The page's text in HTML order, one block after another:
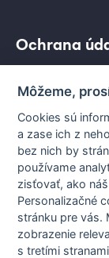
Ochrana
Informácie pre
užívateľa
Všeobecné
Prenos internetu
Môžeme,
Cookies sú
a zase ich z
bez nich by
používame
zisťovať, ako
Personalizačné
stránku pre vás.
zobrazenie
s tretími